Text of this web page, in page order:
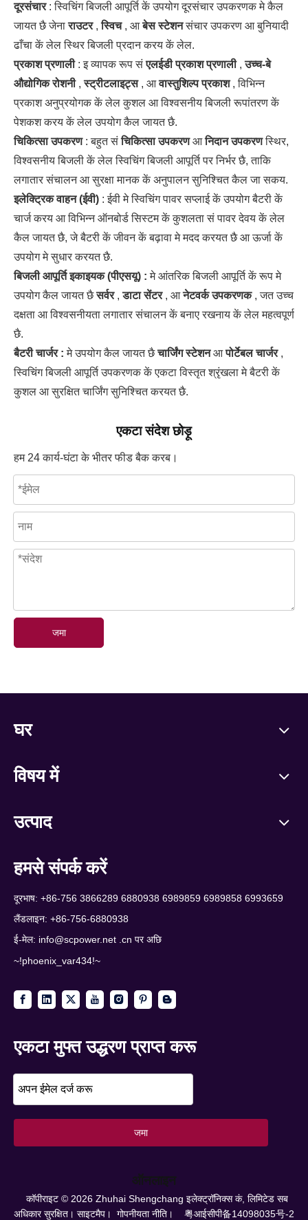
दूरसंचार : स्विचिंग बिजली आपूर्ति कें उपयोग दूरसंचार उपकरणक मे कैल
जायत छै जेनाराउटर ,स्विच , आबेस स्टेशनसंचार उपकरण आ बुनियादी
ढाँचा कें लेल स्थिर बिजली प्रदान करय कें लेल.
प्रकाश प्रणाली : इ व्यापक रूप संएलईडी प्रकाश प्रणाली ,उच्च-बे
औद्योगिक रोशनी ,स्ट्रीटलाइट्स , आवास्तुशिल्प प्रकाश, विभिन्न
प्रकाश अनुप्रयोगक कें लेल कुशल आ विश्वसनीय बिजली रूपांतरण कें
पेशकश करय कें लेल उपयोग कैल जायत छै.
चिकित्सा उपकरण : बहुत संचिकित्सा उपकरणआनिदान उपकरणस्थिर,
विश्वसनीय बिजली कें लेल स्विचिंग बिजली आपूर्ति पर निर्भर छै, ताकि
लगातार संचालन आ सुरक्षा मानक कें अनुपालन सुनिश्चित कैल जा सकय.
इलेक्ट्रिक वाहन (ईवी) : ईवी मे स्विचिंग पावर सप्लाई कें उपयोग बैटरी कें
चार्ज करय आ विभिन्न ऑनबोर्ड सिस्टम कें कुशलता सं पावर देवय कें लेल
कैल जायत छै, जे बैटरी कें जीवन कें बढ़ावा मे मदद करयत छै आ ऊर्जा कें
उपयोग मे सुधार करयत छै.
बिजली आपूर्ति इकाइयक (पीएसयू) :मे आंतरिक बिजली आपूर्ति कें रूप मे
उपयोग कैल जायत छैसर्वर ,डाटा सेंटर , आनेटवर्क उपकरणक , जत उच्च
दक्षता आ विश्वसनीयता लगातार संचालन कें बनाए रखनाय कें लेल महत्वपूर्ण
छै.
बैटरी चार्जर :मे उपयोग कैल जायत छैचार्जिंग स्टेशनआपोर्टेबल चार्जर ,
स्विचिंग बिजली आपूर्ति उपकरणक कें एकटा विस्तृत श्रृंखला मे बैटरी कें
कुशल आ सुरक्षित चार्जिंग सुनिश्चित करयत छै.
एकटा संदेश छोड़ू
हम 24 कार्य-घंटा के भीतर फीड बैक करब।
जमा
घर
विषय में
उत्पाद
हमसे संपर्क करें
दूरभाष: +86-756 3866289 6880938 6989859 6989858 6993659
लैंडलाइन: +86-756-6880938
ई-मेल: info@scpower.net .cn पर अछि
~!phoenix_var434!~
एकटा मुफ्त उद्धरण प्राप्त करू
जमा
ऑनलाइन
कॉपीराइट © 2026Zhuhai Shengchang इलेक्ट्रॉनिक्स कं, लिमिटेड सब
अधिकार सुरक्षित। साइटमैप। गोपनीयता नीति। 粤आईसीपी备14098035号-2